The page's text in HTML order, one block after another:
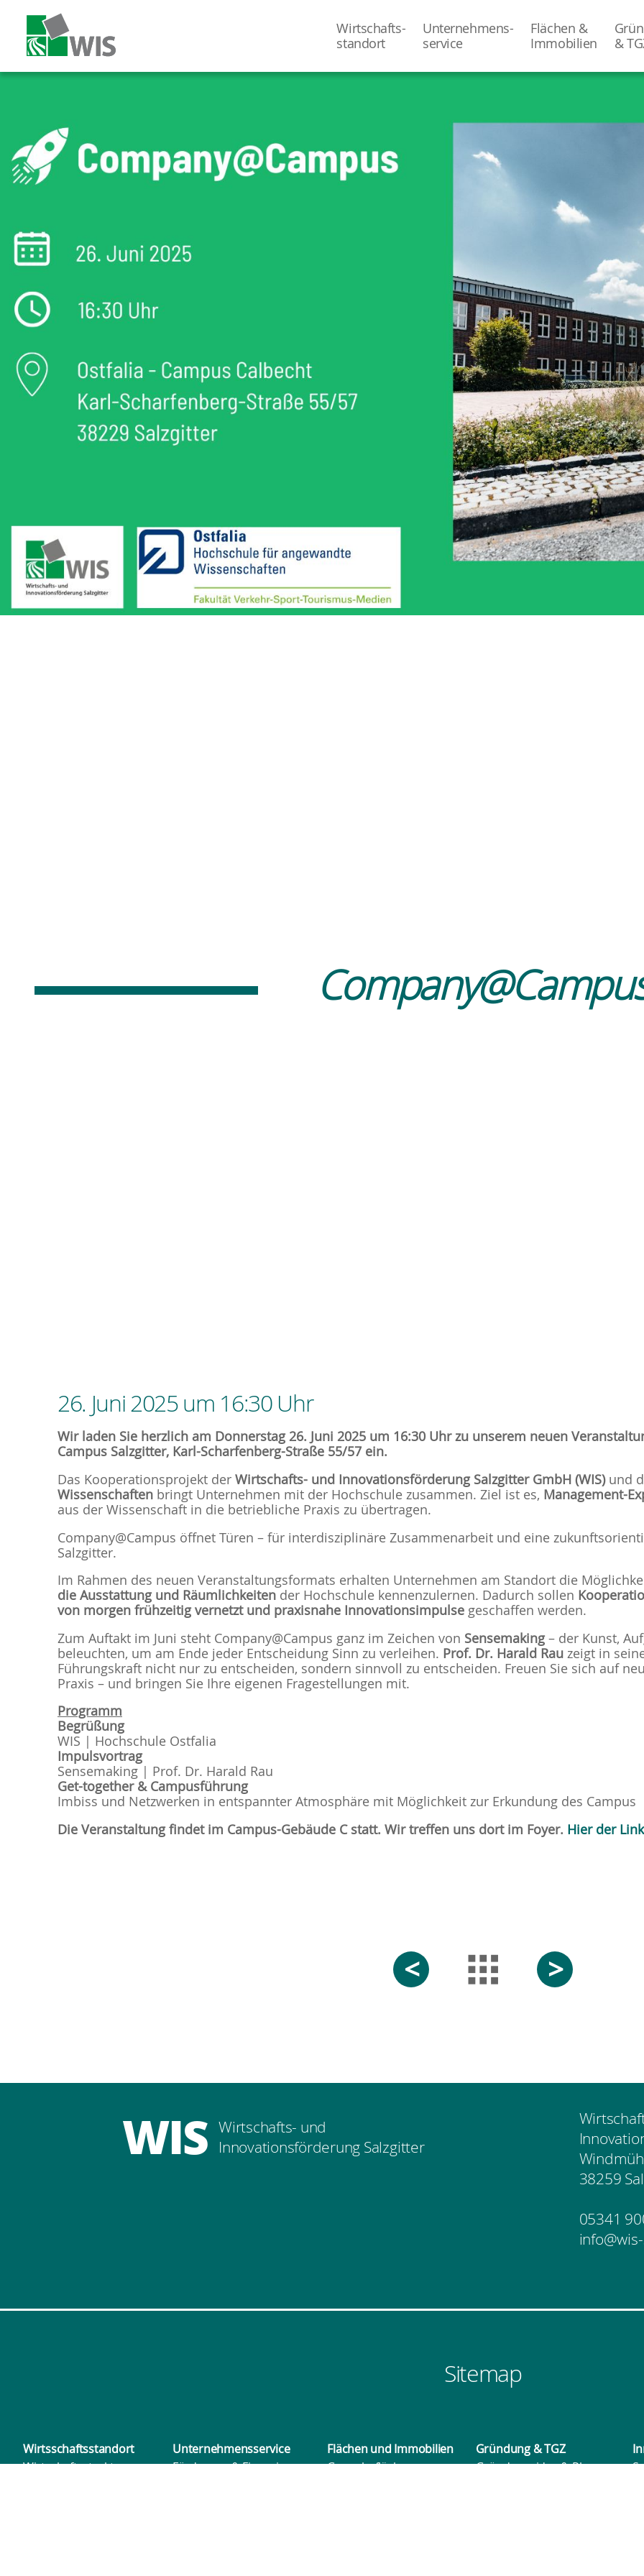
Wirtschafts-
­standort
Unternehmens-
­service
Flächen &
Immobilien
&
26. Juni 2025 um 16:30 Uhr
Wir laden Sie herzlich am Donnerstag 26. Juni 2025 um 16:30 Uhr zu unserem neuen
Campus Salzgitter, Karl-Scharfenberg-Straße 55/57 ein.
Das Kooperationsprojekt der Wirtschafts- und Innovationsförderung Salzgitter GmbH (WIS)und
Wissenschaften bringt Unternehmen mit der Hochschule zusammen. Ziel ist es, Management-
aus der Wissenschaft in die betriebliche Praxis zu übertragen.
Company@Campus öffnet Türen – für interdisziplinäre Zusammenarbeit und eine
Salzgitter.
Im Rahmen des neuen Veranstaltungsformats erhalten Unternehmen am Standort die
die Ausstattung und Räumlichkeiten der Hochschule kennenzulernen. Dadurch sollen
von morgen frühzeitig vernetzt und praxisnahe Innovationsimpulse geschaffen werden.
Zum Auftakt im Juni steht Company@Campus ganz im Zeichen von Sensemaking– der Kunst,
beleuchten, um am Ende jeder Entscheidung Sinn zu verleihen. Prof. Dr. Harald Rau zeigt in
Führungskraft nicht nur zu entscheiden, sondern sinnvoll zu entscheiden. Freuen Sie sich auf
Praxis – und bringen Sie Ihre eigenen Fragestellungen mit.
Programm
Begrüßung
WIS | Hochschule Ostfalia
Impulsvortrag
Sensemaking | Prof. Dr. Harald Rau
Get-together & Campusführung
Imbiss und Netzwerken in entspannter Atmosphäre mit Möglichkeit zur Erkundung des Campus
Die Veranstaltung findet im Campus-Gebäude C statt. Wir treffen uns dort im Foyer. Hier der
< >
WIS Wirtschafts- und
Innovationsförderung Salzgitter
38259
05341
Sitemap
Wirtsschafts­standort
Wirtschaftsstruktur
Unternehmens­service
Förderung & Finanzierung
Flächen undImmobilien
Gewerbeflächen
Gründung & TGZ
Gründungsidee & Planung